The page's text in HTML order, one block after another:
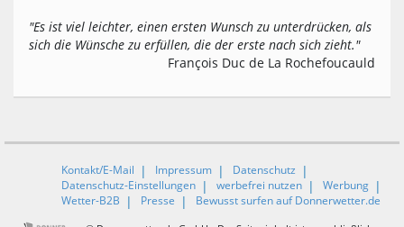
"Es ist viel leichter, einen ersten Wunsch zu unterdrücken, als
sich die Wünsche zu erfüllen, die der erste nach sich zieht."
François Duc de La Rochefoucauld
Kontakt/E-Mail Impressum
Datenschutz
Datenschutz-Einstellungen
werbefrei nutzen
Werbung
Wetter-B2B
Presse Bewusst surfen auf Donnerwetter.de